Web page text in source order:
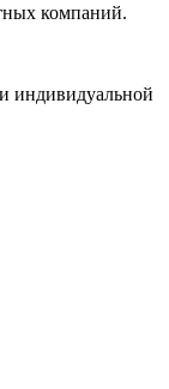
компаний.
индивидуальной